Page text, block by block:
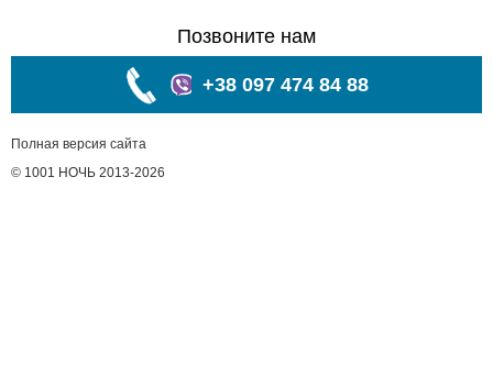
Позвоните нам
+38 097 474 84 88
Полная версия сайта
© 1001 НОЧЬ 2013-2026